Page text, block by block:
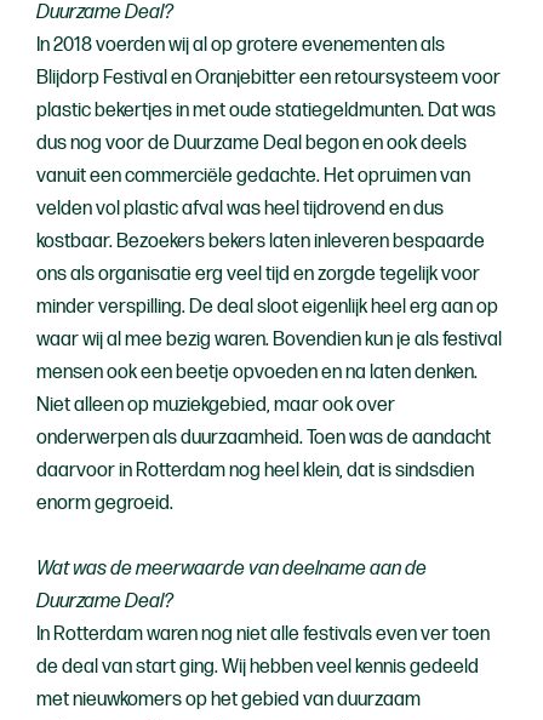
Duurzame Deal?
In 2018 voerden wij al op grotere evenementen als
Blijdorp Festival en Oranjebitter een retoursysteem voor
plastic bekertjes in met oude statiegeldmunten. Dat was
dus nog voor de Duurzame Deal begon en ook deels
vanuit een commerciële gedachte. Het opruimen van
velden vol plastic afval was heel tijdrovend en dus
kostbaar. Bezoekers bekers laten inleveren bespaarde
ons als organisatie erg veel tijd en zorgde tegelijk voor
minder verspilling. De deal sloot eigenlijk heel erg aan op
waar wij al mee bezig waren. Bovendien kun je als festival
mensen ook een beetje opvoeden en na laten denken.
Niet alleen op muziekgebied, maar ook over
onderwerpen als duurzaamheid. Toen was de aandacht
daarvoor in Rotterdam nog heel klein, dat is sindsdien
enorm gegroeid.
Wat was de meerwaarde van deelname aan de
Duurzame Deal?
In Rotterdam waren nog niet alle festivals even ver toen
de deal van start ging. Wij hebben veel kennis gedeeld
met nieuwkomers op het gebied van duurzaam